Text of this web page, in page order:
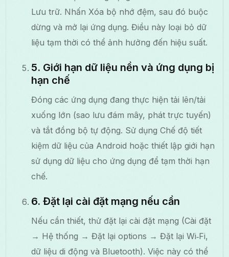
Lưu trữ. Nhấn Xóa bộ nhớ đệm, sau đó buộc
dừng và mở lại ứng dụng. Điều này loại bỏ dữ
liệu tạm thời có thể ảnh hưởng đến hiệu suất.
5. Giới hạn dữ liệu nền và ứng dụng bị
hạn chế
Đóng các ứng dụng đang thực hiện tải lên/tải
xuống lớn (sao lưu đám mây, phát trực tuyến)
và tắt đồng bộ tự động. Sử dụng Chế độ tiết
kiệm dữ liệu của Android hoặc thiết lập giới hạn
sử dụng dữ liệu cho ứng dụng để tạm thời hạn
chế.
6. Đặt lại cài đặt mạng nếu cần
Nếu cần thiết, thử đặt lại cài đặt mạng (Cài đặt
→ Hệ thống → Đặt lại options → Đặt lại Wi‑Fi,
dữ liệu di động và Bluetooth). Việc này có thể